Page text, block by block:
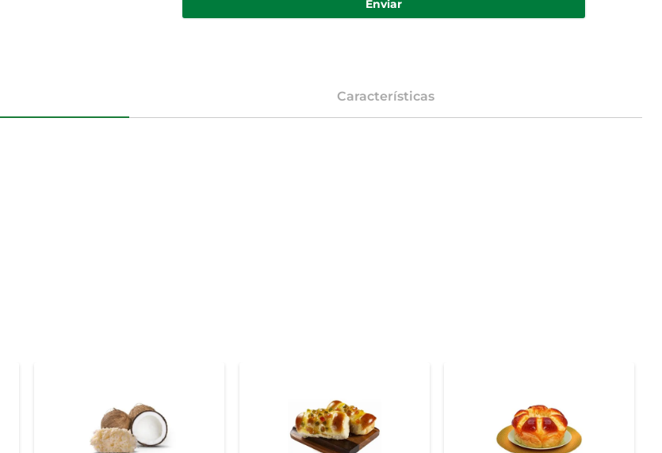
Enviar
Características